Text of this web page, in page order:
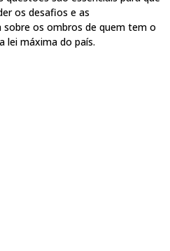
os desafios e as
sobre os ombros de quem tem o
lei máxima do país.